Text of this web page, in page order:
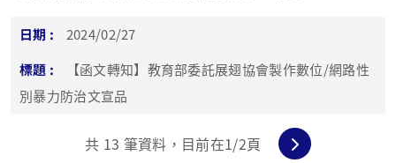
2024/02/27
【函文轉知】教育部委託展翅協會製作數位/網路性
別暴力防治文宣品
共 13 筆資料，目前在1/2頁